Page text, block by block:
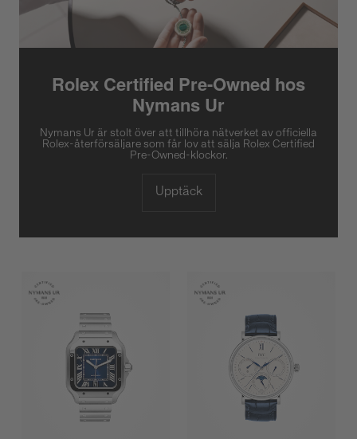
Rolex Certified Pre-Owned hos
Nymans Ur
Nymans Ur är stolt över att tillhöra nätverket av officiella
Rolex-återförsäljare som får lov att sälja Rolex Certified
Pre-Owned-klockor.
Upptäck